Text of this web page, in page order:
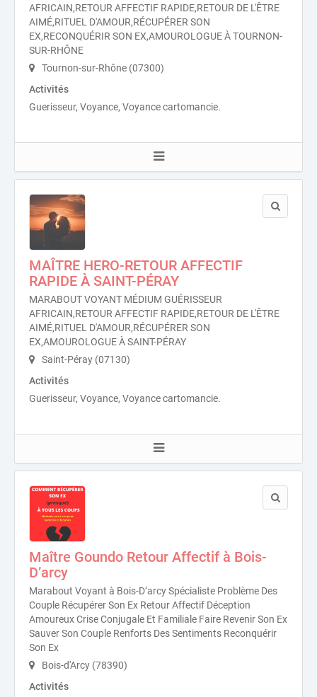
AFRICAIN,RETOUR AFFECTIF RAPIDE,RETOUR DE L'ÊTRE
AIMÉ,RITUEL D'AMOUR,RÉCUPÉRER SON
EX,RECONQUÉRIR SON EX,AMOUROLOGUE À TOURNON-
SUR-RHÔNE
Tournon-sur-Rhône (07300)
Activités
Guerisseur, Voyance, Voyance cartomancie.
MAÎTRE HERO-RETOUR AFFECTIF
RAPIDE À SAINT-PÉRAY
MARABOUT VOYANT MÉDIUM GUÉRISSEUR
AFRICAIN,RETOUR AFFECTIF RAPIDE,RETOUR DE L'ÊTRE
AIMÉ,RITUEL D'AMOUR,RÉCUPÉRER SON
EX,AMOUROLOGUE À SAINT-PÉRAY
Saint-Péray (07130)
Activités
Guerisseur, Voyance, Voyance cartomancie.
Maître Goundo Retour Affectif à Bois-
D’arcy
Marabout Voyant à Bois-D’arcy Spécialiste Problème Des
Couple Récupérer Son Ex Retour Affectif Déception
Amoureux Crise Conjugale Et Familiale Faire Revenir Son Ex
Sauver Son Couple Renforts Des Sentiments Reconquérir
Son Ex
Bois-d'Arcy (78390)
Activités